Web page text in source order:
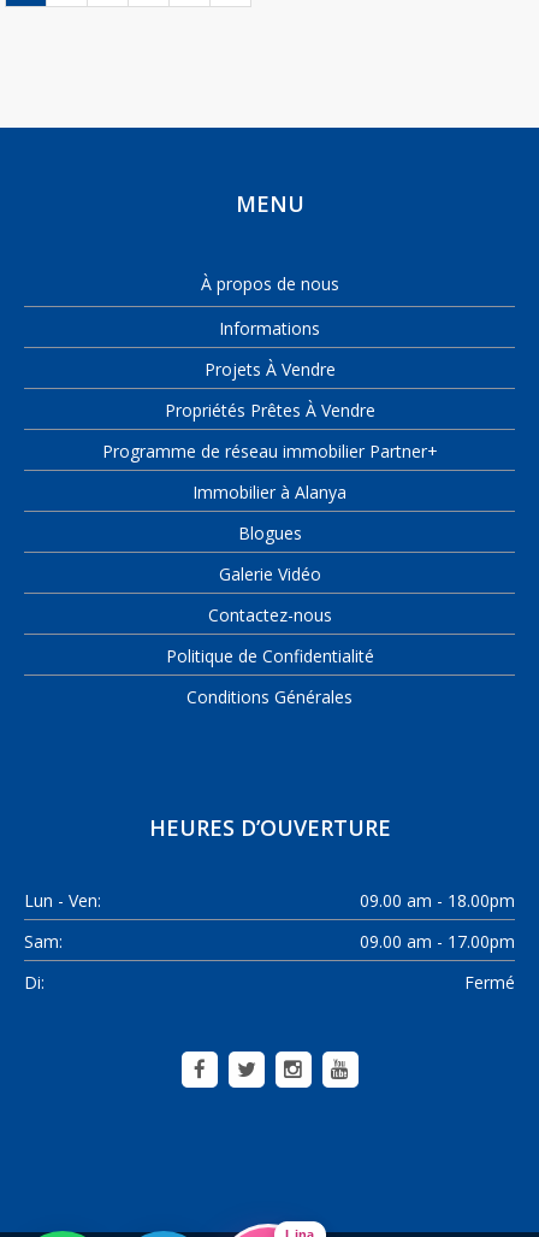
MENU
À propos de nous
Informations
Projets À Vendre
Propriétés Prêtes À Vendre
Programme de réseau immobilier Partner+
Immobilier à Alanya
Blogues
Galerie Vidéo
Contactez-nous
Politique de Confidentialité
Conditions Générales
HEURES D’OUVERTURE
Lun - Ven:
09.00 am - 18.00pm
Sam:
09.00 am - 17.00pm
Di:
Fermé